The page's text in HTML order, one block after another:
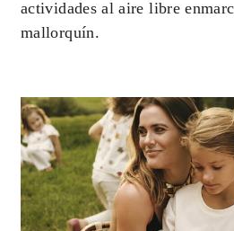
actividades al aire libre
mallorquín.